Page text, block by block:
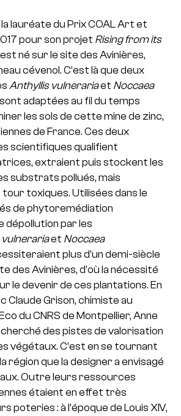
lauréate du Prix COAL Art et
pour son projet Rising from its
né sur le site des Avinières,
cévenol. C’est là que deux
Anthyllis vulnerariaet Noccaea
adaptées au fil du temps
les sols de cette mine de zinc,
de France. Ces deux
scientifiques qualifient
extraient puis stockent les
substrats pollués, mais
toxiques. Utilisées dans le
de phytoremédiation
dépollution par les
et Noccaea
plus d’un demi-siècle
des Avinières, d’où la nécessité
le devenir de ces plantations. En
Claude Grison, chimiste au
du CNRS de Montpellier, Anne
des pistes de valorisation
végétaux. C’est en se tournant
région que la designer a envisagé
Outre leurs ressources
étaient en effet très
poteries : à l’époque de Louis XIV,